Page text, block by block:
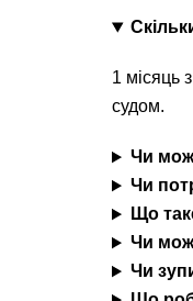
1 місяць
судом.
Чи
Чи
Що
Чи
Чи